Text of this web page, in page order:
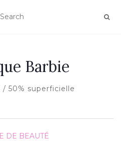
NAVIGATION
Barbie
50% superficielle
DE BEAUTÉ